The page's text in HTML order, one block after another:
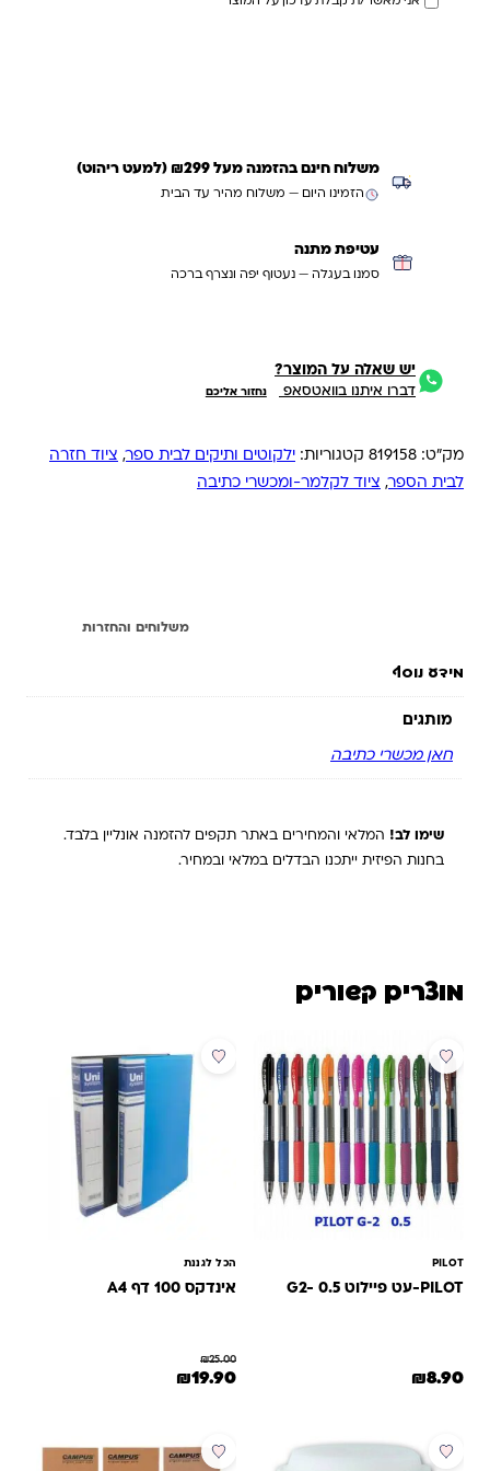
משלוח חינם בהזמנה מעל ₪299 (למעט ריהוט)
הזמינו היום — משלוח מהיר עד הבית
עטיפת מתנה
סמנו בעגלה — נעטוף יפה ונצרף ברכה
יש שאלה על המוצר?
דברו איתנו בוואטסאפ נחזור אליכם
מק"ט: 819158 קטגוריות: ילקוטים ותיקים לבית ספר, ציוד חזרה
לבית הספר, ציוד לקלמר-ומכשרי כתיבה
משלוחים והחזרות
מידע נוסף
מותגים
חאן מכשרי כתיבה
שימו לב! המלאי והמחירים באתר תקפים להזמנה אונליין בלבד.
בחנות הפיזית ייתכנו הבדלים במלאי ובמחיר.
מוצרים קשורים
PILOT
PILOT-עט פיילוט G2- 0.5
₪8.90
מבצע
הכל לגננת
אינדקס 100 דף A4
₪25.00
המחיר המקורי היה: ₪25.00.
₪19.90
מבצע